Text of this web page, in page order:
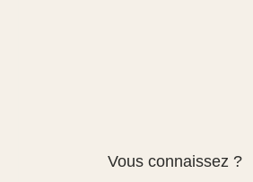
Vous connaissez ?